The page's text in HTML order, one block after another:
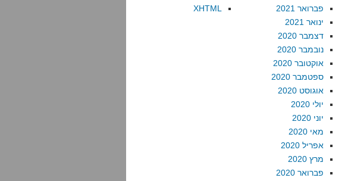
פברואר 2021
ינואר 2021
דצמבר 2020
נובמבר 2020
אוקטובר 2020
ספטמבר 2020
אוגוסט 2020
יולי 2020
יוני 2020
מאי 2020
אפריל 2020
מרץ 2020
פברואר 2020
XHTML